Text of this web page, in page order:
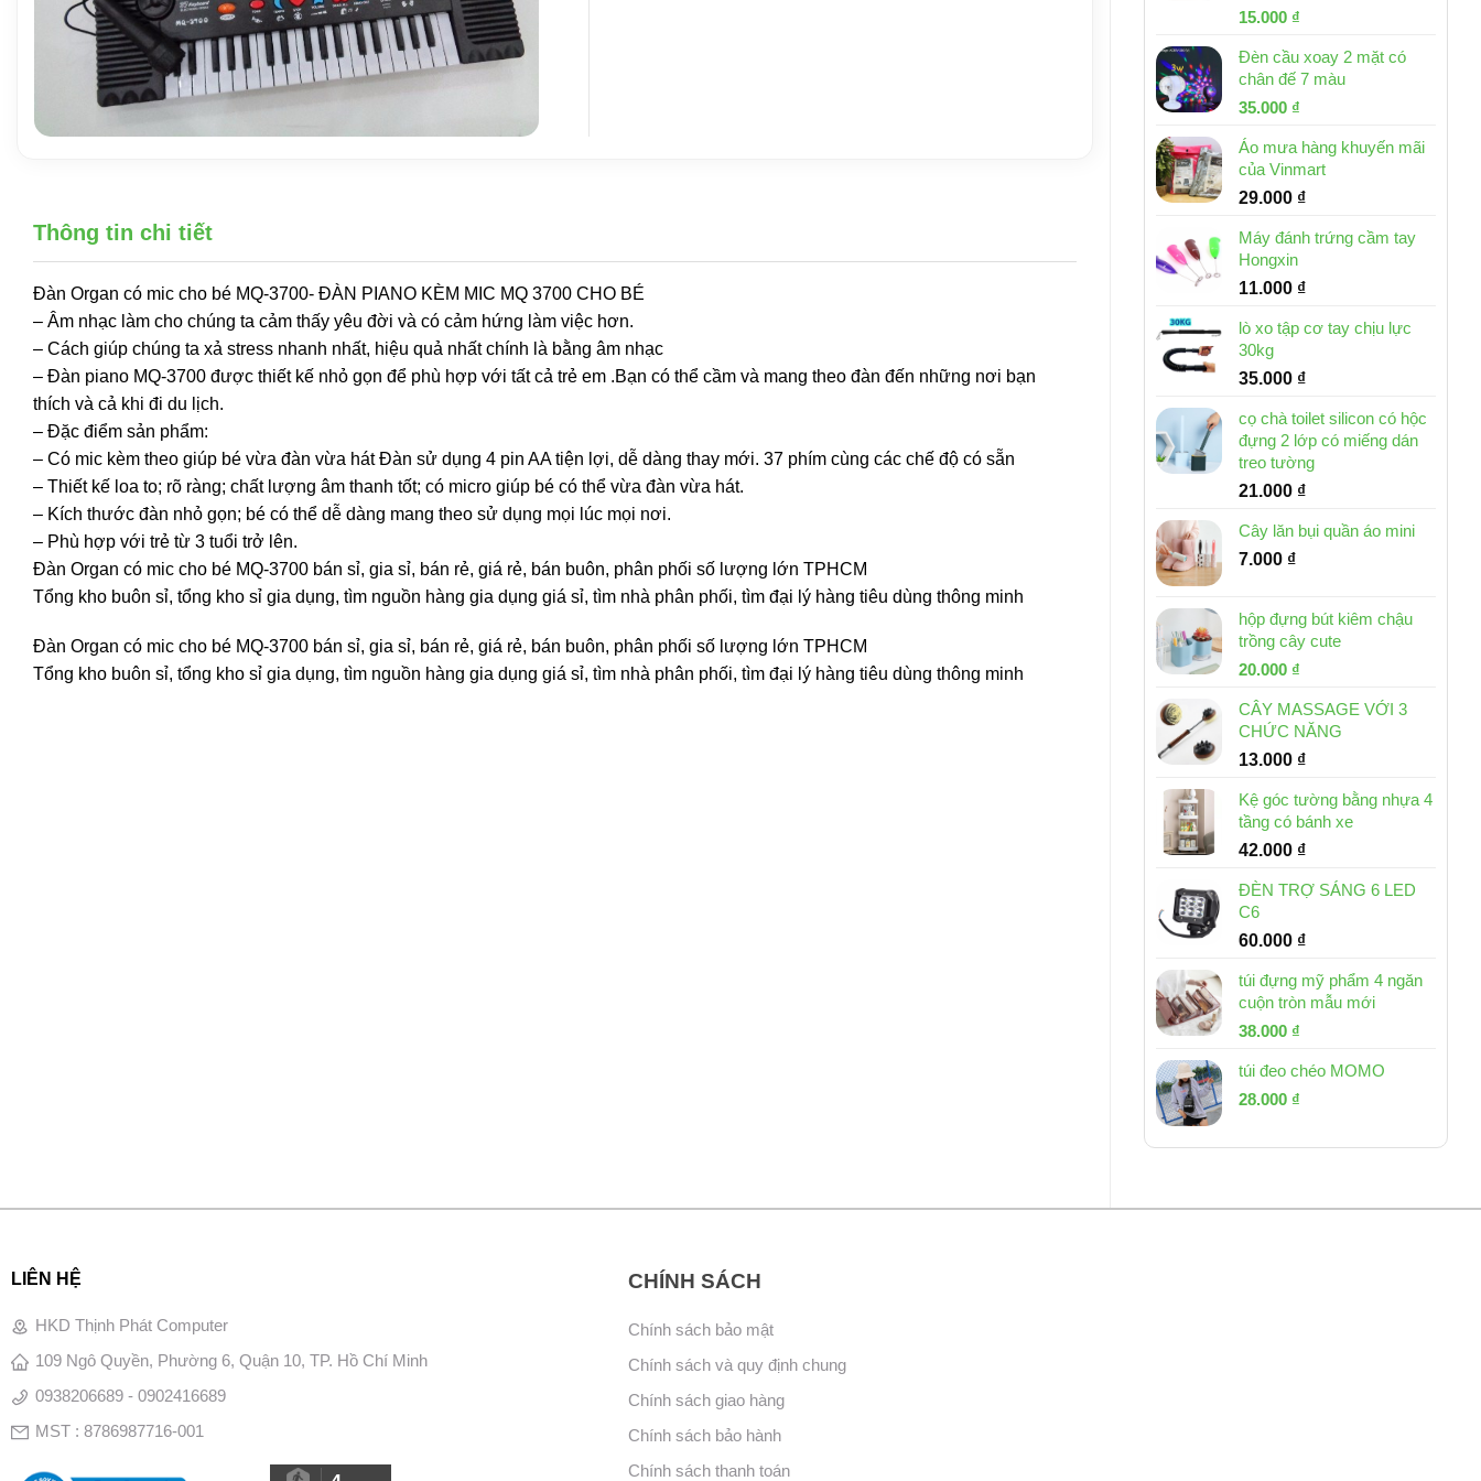
Giá
là:
32.000 ₫.
15.000 ₫
tại
là:
Đèn cầu xoay 2 mặt có
chân đế 7 màu
Giá
là:
46.000 ₫.
35.000 ₫
tại
là:
35.000 ₫.
Áo mưa hàng khuyến mãi
của Vinmart
29.000 ₫
Máy đánh trứng cầm tay
Hongxin
11.000 ₫
lò xo tập cơ tay chịu lực
30kg
35.000 ₫
cọ chà toilet silicon có hộc
đựng 2 lớp có miếng dán
treo tường
21.000 ₫
Cây lăn bụi quần áo mini
7.000 ₫
hộp đựng bút kiêm chậu
trồng cây cute
Giá
là:
30.000 ₫.
20.000 ₫
tại
là:
20.000 ₫.
CÂY MASSAGE VỚI 3
CHỨC NĂNG
13.000 ₫
Kệ góc tường bằng nhựa 4
tầng có bánh xe
42.000 ₫
ĐÈN TRỢ SÁNG 6 LED
C6
60.000 ₫
túi đựng mỹ phẩm 4 ngăn
cuộn tròn mẫu mới
Giá
là:
53.000 ₫.
38.000 ₫
tại
túi đeo chéo MOMO
Giá
là:
28.000 ₫
tại
Thông tin chi tiết
Đàn Organ có mic cho bé MQ-3700- ĐÀN PIANO KÈM MIC MQ 3700 CHO BÉ
– Âm nhạc làm cho chúng ta cảm thấy yêu đời và có cảm hứng làm việc hơn.
– Cách giúp chúng ta xả stress nhanh nhất, hiệu quả nhất chính là bằng âm nhạc
– Đàn piano MQ-3700 được thiết kế nhỏ gọn để phù hợp với tất cả trẻ em .Bạn có thể cầm và mang theo đàn đến những nơi bạn
thích và cả khi đi du lịch.
– Đặc điểm sản phẩm:
– Có mic kèm theo giúp bé vừa đàn vừa hát Đàn sử dụng 4 pin AA tiện lợi, dễ dàng thay mới. 37 phím cùng các chế độ có sẵn
– Thiết kế loa to; rõ ràng; chất lượng âm thanh tốt; có micro giúp bé có thể vừa đàn vừa hát.
– Kích thước đàn nhỏ gọn; bé có thể dễ dàng mang theo sử dụng mọi lúc mọi nơi.
– Phù hợp với trẻ từ 3 tuổi trở lên.
Đàn Organ có mic cho bé MQ-3700 bán sỉ, gia sỉ, bán rẻ, giá rẻ, bán buôn, phân phối số lượng lớn TPHCM
Tổng kho buôn sỉ, tổng kho sỉ gia dụng, tìm nguồn hàng gia dụng giá sỉ, tìm nhà phân phối, tìm đại lý hàng tiêu dùng thông minh
Đàn Organ có mic cho bé MQ-3700 bán sỉ, gia sỉ, bán rẻ, giá rẻ, bán buôn, phân phối số lượng lớn TPHCM
Tổng kho buôn sỉ, tổng kho sỉ gia dụng, tìm nguồn hàng gia dụng giá sỉ, tìm nhà phân phối, tìm đại lý hàng tiêu dùng thông minh
LIÊN HỆ
HKD Thịnh Phát Computer
109 Ngô Quyền, Phường 6, Quận 10, TP. Hồ Chí Minh
0938206689 - 0902416689
MST : 8786987716-001
CHÍNH SÁCH
Chính sách bảo mật
Chính sách và quy định chung
Chính sách giao hàng
Chính sách bảo hành
Chính sách thanh toán